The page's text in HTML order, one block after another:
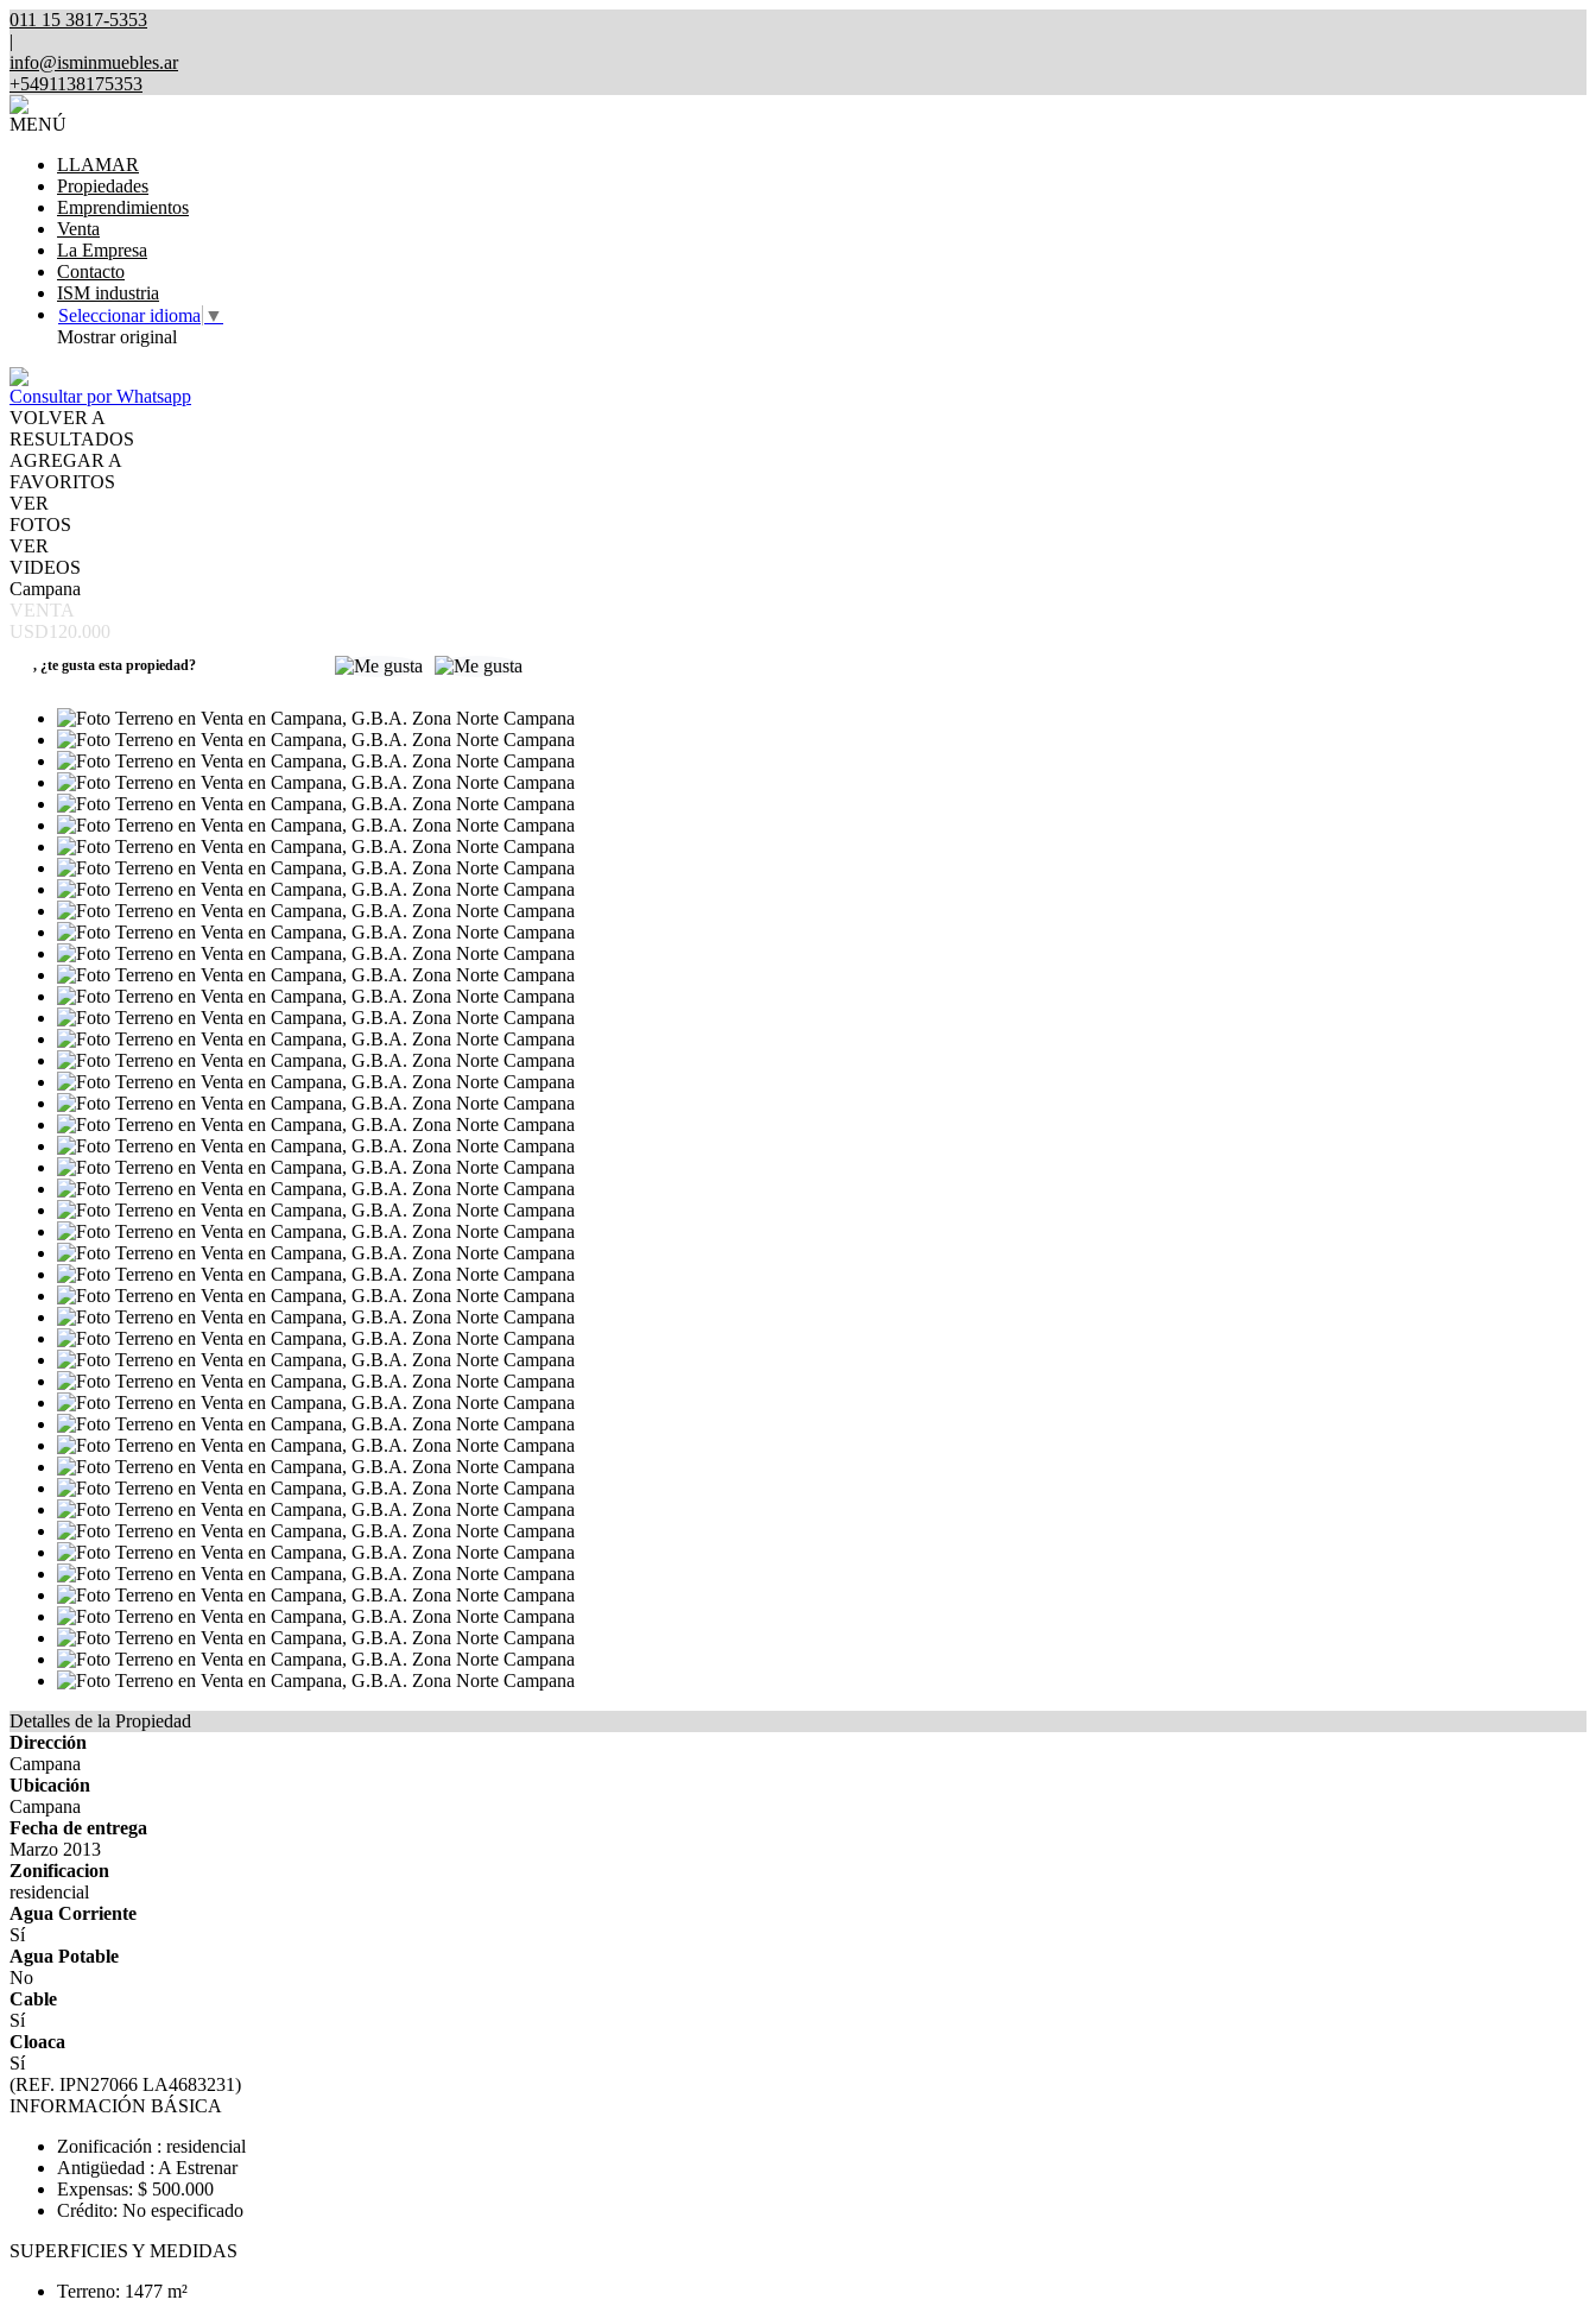
011 15 3817-5353
|
info@isminmuebles.ar
+5491138175353
MENÚ
LLAMAR
Propiedades
Emprendimientos
Venta
La Empresa
Contacto
ISM industria
Seleccionar idioma ▼
Mostrar original
Consultar por Whatsapp
VOLVER A
RESULTADOS
AGREGAR A
FAVORITOS
VER
FOTOS
VER
VIDEOS
Campana
VENTA
USD120.000
, ¿te gusta esta propiedad?
Detalles de la Propiedad
Dirección
Campana
Ubicación
Campana
Fecha de entrega
Marzo 2013
Zonificacion
residencial
Agua Corriente
Sí
Agua Potable
No
Cable
Sí
Cloaca
Sí
(REF. IPN27066 LA4683231)
INFORMACIÓN BÁSICA
Zonificación : residencial
Antigüedad : A Estrenar
Expensas: $ 500.000
Crédito: No especificado
SUPERFICIES Y MEDIDAS
Terreno: 1477 m²